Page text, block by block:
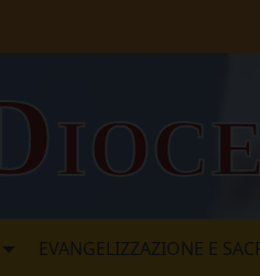
EVANGELIZZAZIONE E